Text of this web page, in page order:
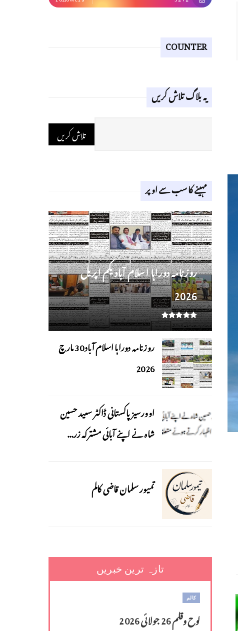
COUNTER
یہ بلاگ تلاش کریں
مہینے کا سب سے اوپر
روز نامہ دوراہا اسلام آباد یکم اپریل
2026
روزنامہ دوراہا اسلام آباد 30 مارچ
2026
اوورسیز پاکستانی ڈاکٹر سعید حسین
شاہ نے اپنے آبائی مشترکہ زر...
تمیور سلمان قاضی کالم
تازہ ترین خبریں
کالم
لوح وقلم 26 جولائی 2026